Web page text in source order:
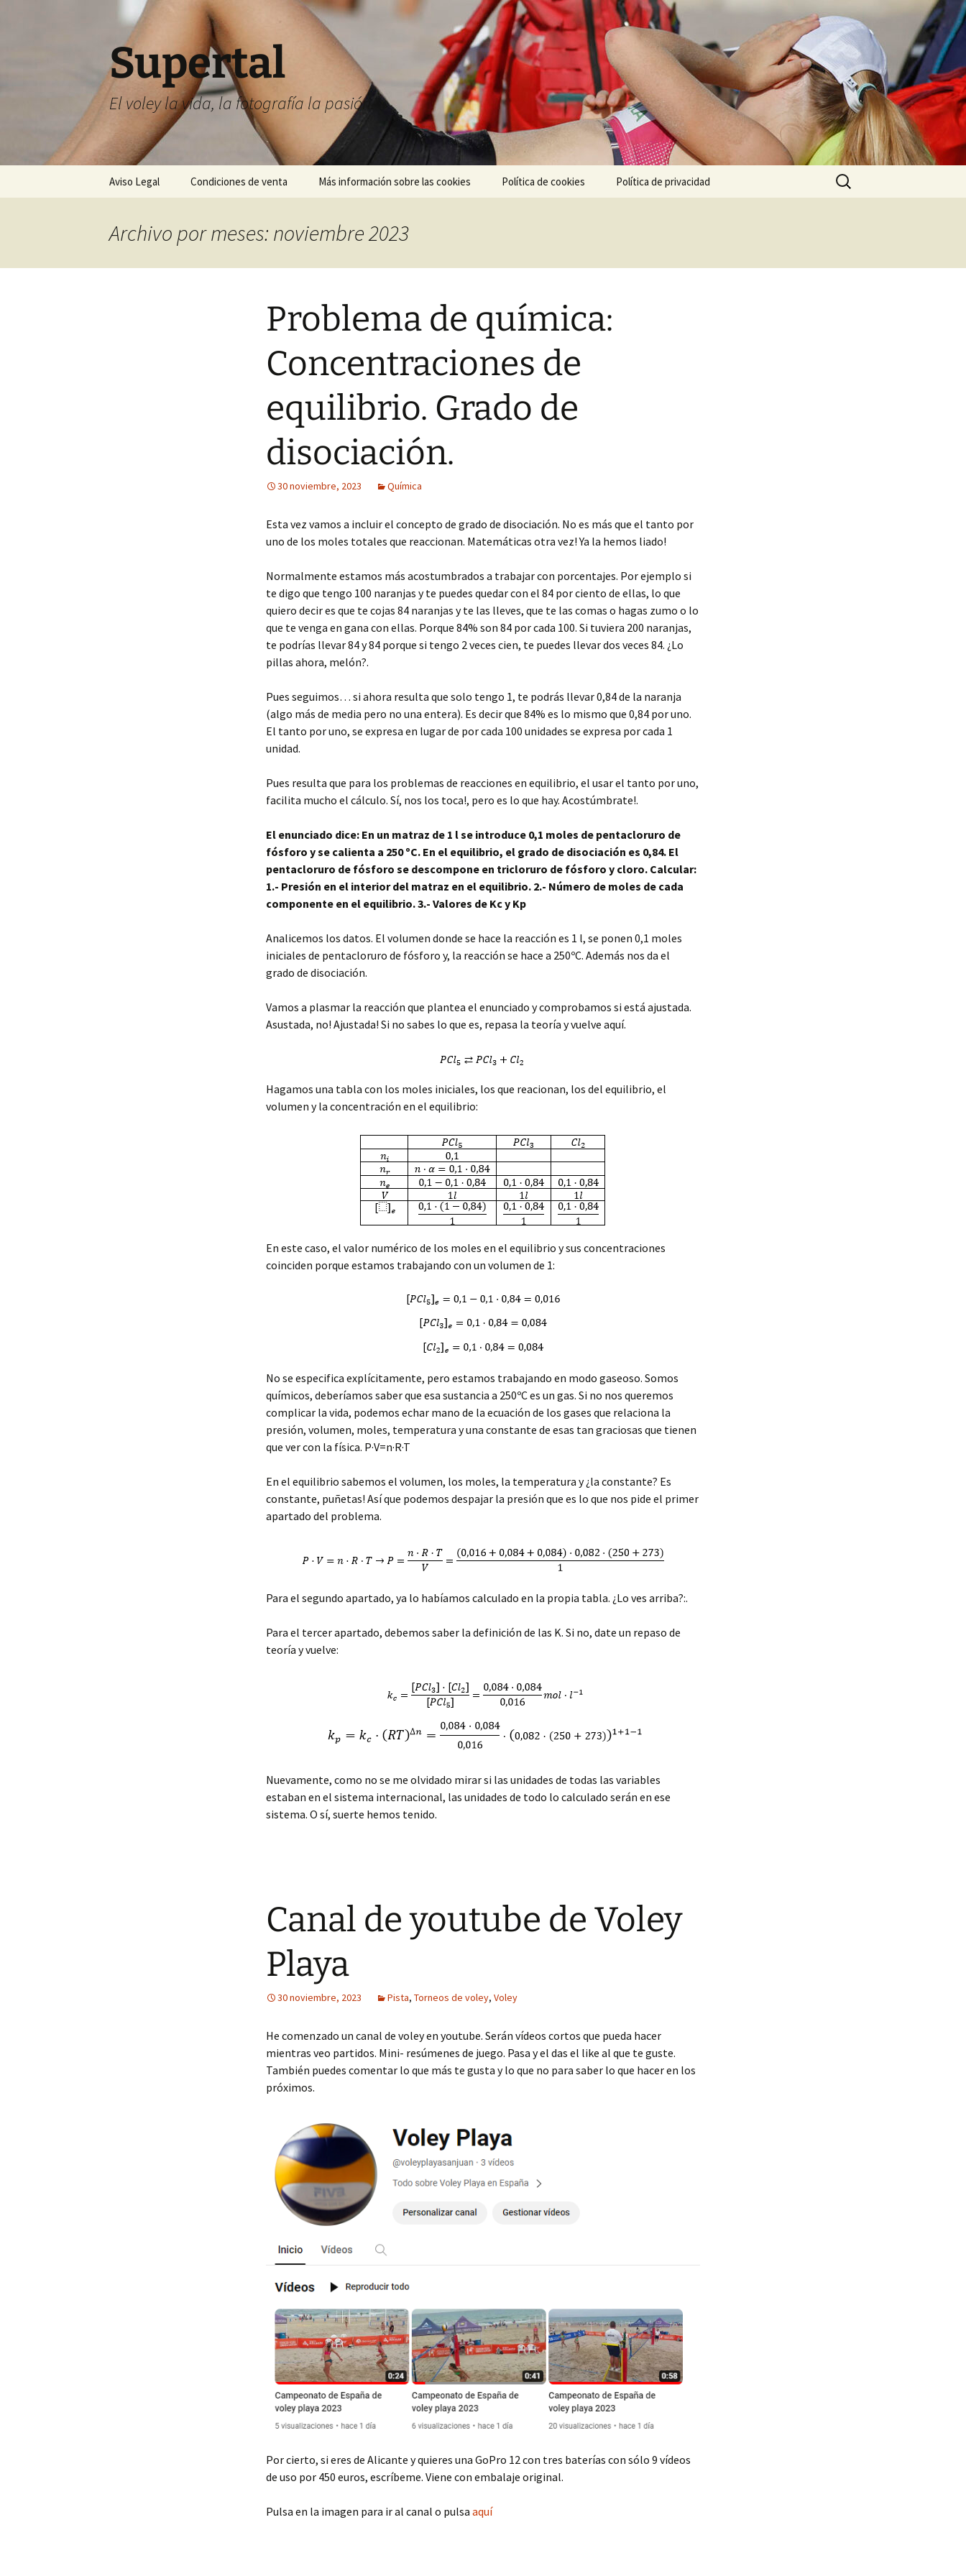
Supertal
El voley la vida, la fotografía la pasión.
Aviso Legal Condiciones de venta Más información sobre las cookies Política de cookies Política de privacidad
Buscar:
Archivo por meses: noviembre 2023
Problema de química:
Concentraciones de
equilibrio. Grado de
disociación.
30 noviembre, 2023 Química
Esta vez vamos a incluir el concepto de grado de disociación. No es más que el tanto por
uno de los moles totales que reaccionan. Matemáticas otra vez! Ya la hemos liado!
Normalmente estamos más acostumbrados a trabajar con porcentajes. Por ejemplo si
te digo que tengo 100 naranjas y te puedes quedar con el 84 por ciento de ellas, lo que
quiero decir es que te cojas 84 naranjas y te las lleves, que te las comas o hagas zumo o lo
que te venga en gana con ellas. Porque 84% son 84 por cada 100. Si tuviera 200 naranjas,
te podrías llevar 84 y 84 porque si tengo 2 veces cien, te puedes llevar dos veces 84. ¿Lo
pillas ahora, melón?.
Pues seguimos… si ahora resulta que solo tengo 1, te podrás llevar 0,84 de la naranja
(algo más de media pero no una entera). Es decir que 84% es lo mismo que 0,84 por uno.
El tanto por uno, se expresa en lugar de por cada 100 unidades se expresa por cada 1
unidad.
Pues resulta que para los problemas de reacciones en equilibrio, el usar el tanto por uno,
facilita mucho el cálculo. Sí, nos los toca!, pero es lo que hay. Acostúmbrate!.
El enunciado dice: En un matraz de 1 l se introduce 0,1 moles de pentacloruro de
fósforo y se calienta a 250 ºC. En el equilibrio, el grado de disociación es 0,84. El
pentacloruro de fósforo se descompone en tricloruro de fósforo y cloro. Calcular:
1.- Presión en el interior del matraz en el equilibrio. 2.- Número de moles de cada
componente en el equilibrio. 3.- Valores de Kc y Kp
Analicemos los datos. El volumen donde se hace la reacción es 1 l, se ponen 0,1 moles
iniciales de pentacloruro de fósforo y, la reacción se hace a 250ºC. Además nos da el
grado de disociación.
Vamos a plasmar la reacción que plantea el enunciado y comprobamos si está ajustada.
Asustada, no! Ajustada! Si no sabes lo que es, repasa la teoría y vuelve aquí.
Hagamos una tabla con los moles iniciales, los que reacionan, los del equilibrio, el
volumen y la concentración en el equilibrio:
En este caso, el valor numérico de los moles en el equilibrio y sus concentraciones
coinciden porque estamos trabajando con un volumen de 1:
No se especifica explícitamente, pero estamos trabajando en modo gaseoso. Somos
químicos, deberíamos saber que esa sustancia a 250ºC es un gas. Si no nos queremos
complicar la vida, podemos echar mano de la ecuación de los gases que relaciona la
presión, volumen, moles, temperatura y una constante de esas tan graciosas que tienen
que ver con la física. P·V=n·R·T
En el equilibrio sabemos el volumen, los moles, la temperatura y ¿la constante? Es
constante, puñetas! Así que podemos despajar la presión que es lo que nos pide el primer
apartado del problema.
Para el segundo apartado, ya lo habíamos calculado en la propia tabla. ¿Lo ves arriba?:.
Para el tercer apartado, debemos saber la definición de las K. Si no, date un repaso de
teoría y vuelve:
Nuevamente, como no se me olvidado mirar si las unidades de todas las variables
estaban en el sistema internacional, las unidades de todo lo calculado serán en ese
sistema. O sí, suerte hemos tenido.
Canal de youtube de Voley
Playa
30 noviembre, 2023 Pista, Torneos de voley, Voley
He comenzado un canal de voley en youtube. Serán vídeos cortos que pueda hacer
mientras veo partidos. Mini- resúmenes de juego. Pasa y el das el like al que te guste.
También puedes comentar lo que más te gusta y lo que no para saber lo que hacer en los
próximos.
Por cierto, si eres de Alicante y quieres una GoPro 12 con tres baterías con sólo 9 vídeos
de uso por 450 euros, escríbeme. Viene con embalaje original.
Pulsa en la imagen para ir al canal o pulsa aquí